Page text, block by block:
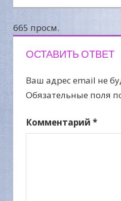
по
записям
665 просм.
ОСТАВИТЬ ОТВЕТ
Ваш адрес email не
Обязательные поля
Комментарий *